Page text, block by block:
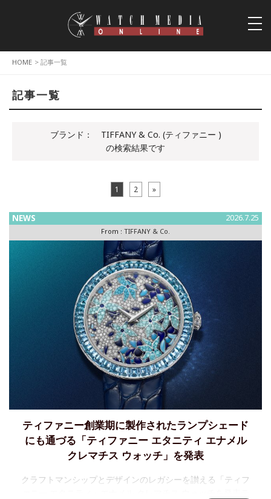
HOME > 記事一覧
記事一覧
ブランド：
TIFFANY & Co. (ティファニー )
の検索結果です
1 2 »
NEWS 2026.7.25
From : TIFFANY & Co.
ティファニー創業期に製作されたランプシェード
にも通づる「ティファニー エタニティ エナメル
クレマチス ウォッチ」を発表
クラフトマンシップとデザインのレガシーを讃える「ティフ